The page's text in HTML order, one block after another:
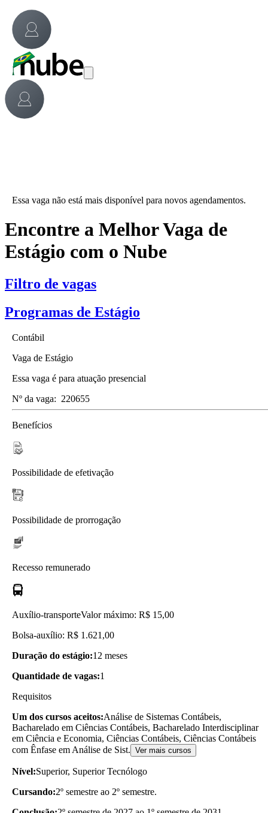
Essa vaga não está mais disponível para novos agendamentos.
Encontre a Melhor Vaga de
Estágio com o Nube
Filtro de vagas
Programas de Estágio
Contábil
Vaga de Estágio
Essa vaga é para atuação presencial
Nº da vaga: 220655
Benefícios
Possibilidade de efetivação
Possibilidade de prorrogação
Recesso remunerado
Auxílio-transporteValor máximo: R$ 15,00
Bolsa-auxílio: R$ 1.621,00
Duração do estágio:12 meses
Quantidade de vagas:1
Requisitos
Um dos cursos aceitos:Análise de Sistemas Contábeis,
Bacharelado em Ciências Contábeis, Bacharelado Interdisciplinar
em Ciência e Economia, Ciências Contábeis, Ciências Contábeis
com Ênfase em Análise de Sist. Ver mais cursos
Nível:Superior, Superior Tecnólogo
Cursando:2º semestre ao 2º semestre.